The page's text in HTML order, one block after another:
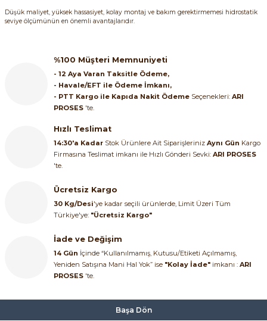
Düşük maliyet, yüksek hassasiyet, kolay montaj ve bakım gerektirmemesi hidrostatik
seviye ölçümünün en önemli avantajlarıdır.
%100 Müşteri Memnuniyeti
- 12 Aya Varan Taksitle Ödeme,
- Havale/EFT ile Ödeme İmkanı,
- PTT Kargo ile Kapıda Nakit Ödeme Seçenekleri: ARI
PROSES 'te.
Hızlı Teslimat
14:30'a Kadar Stok Ürünlere Ait Siparişleriniz Aynı Gün Kargo
Firmasına Teslimat imkanı ile Hızlı Gönderi Sevki: ARI PROSES
'te.
Ücretsiz Kargo
30 Kg/Desi'ye kadar seçili ürünlerde, Limit Üzeri Tüm
Türkiye'ye: "Ücretsiz Kargo"
İade ve Değişim
14 Gün İçinde “Kullanılmamış, Kutusu/Etiketi Açılmamış,
Yeniden Satışına Mani Hal Yok” ise "Kolay İade" imkanı : ARI
PROSES 'te.
Başa Dön